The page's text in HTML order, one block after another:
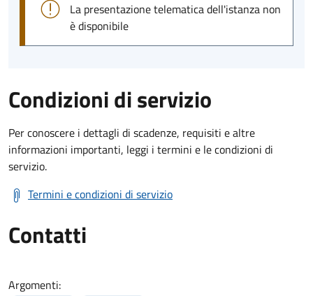
La presentazione telematica dell'istanza non
è disponibile
Condizioni di servizio
Per conoscere i dettagli di scadenze, requisiti e altre
informazioni importanti, leggi i termini e le condizioni di
servizio.
Termini e condizioni di servizio
Contatti
Argomenti: